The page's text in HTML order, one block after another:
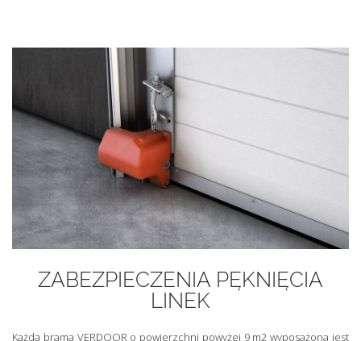
ZABEZPIECZENIA PĘKNIĘCIA
LINEK
Każda brama VERDOOR o powierzchni powyżej 9 m2 wyposażona jest